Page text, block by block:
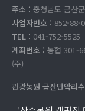
주소 : 충청남도 금산
사업자번호 : 852-88-
TEL : 041-752-5525
계좌번호 : 농협 301-
(주)
관광농원 금산만악리